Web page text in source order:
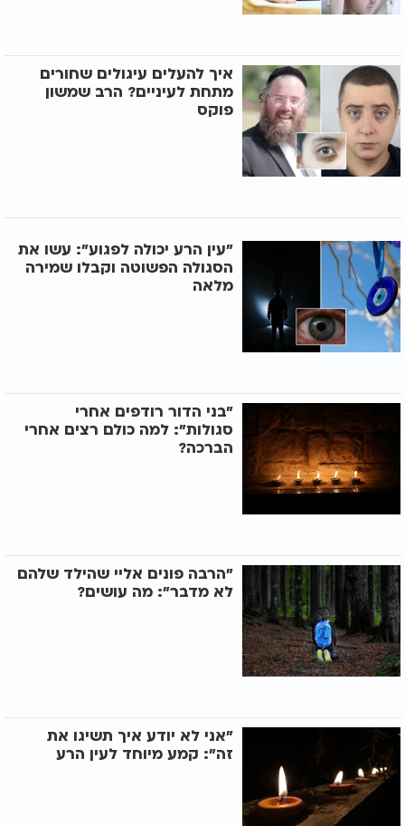
איך להעלים עיגולים שחורים
מתחת לעיניים? הרב שמשון
פוקס
"עין הרע יכולה לפגוע": עשו את
הסגולה הפשוטה וקבלו שמירה
מלאה
"בני הדור רודפים אחרי
סגולות": למה כולם רצים אחרי
הברכה?
"הרבה פונים אליי שהילד שלהם
לא מדבר": מה עושים?
"אני לא יודע איך תשיגו את
זה": קמע מיוחד לעין הרע